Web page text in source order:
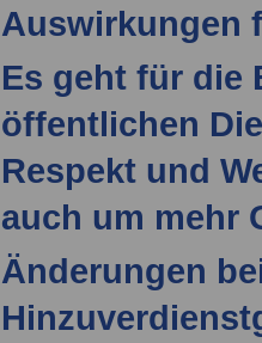
Auswirkungen
Es geht für die
öffentlichen
Respekt und
auch um mehr
Änderungen